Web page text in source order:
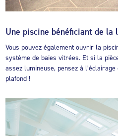
Une piscine bénéficiant de la
Vous pouvez également ouvrir la
système de baies vitrées. Et si la
assez lumineuse, pensez à
plafond !